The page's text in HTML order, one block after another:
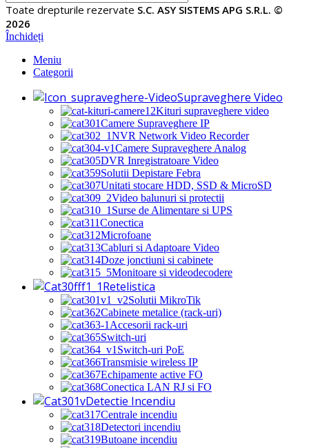
Toate drepturile rezervate S.C. ASY SISTEMS APG S.R.L. ©
2026
Închideți
Meniu
Categorii
Supraveghere Video
Kituri supraveghere video
Camere Supraveghere IP
NVR Network Video Recorder
Camere Supraveghere Analog
DVR Inregistratoare Video
Solutii Depistare Febra
Unitati stocare HDD, SSD & MicroSD
Video balunuri si protectii
Surse de Alimentare si UPS
Conectica
Microfoane
Cabluri si Adaptoare Video
Doze jonctiuni si cabinete
Monitoare si videodecodere
Retelistica
Solutii MikroTik
Cabinete metalice (rack-uri)
Accesorii rack-uri
Switch-uri
Switch-uri PoE
Transmisie wireless IP
Echipamente active FO
Conectica LAN RJ si FO
Detectie Incendiu
Centrale incendiu
Detectori incendiu
Butoane incendiu